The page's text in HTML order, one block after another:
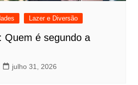
Lazer e Diversão
Quem é segundo a
julho 31, 2026